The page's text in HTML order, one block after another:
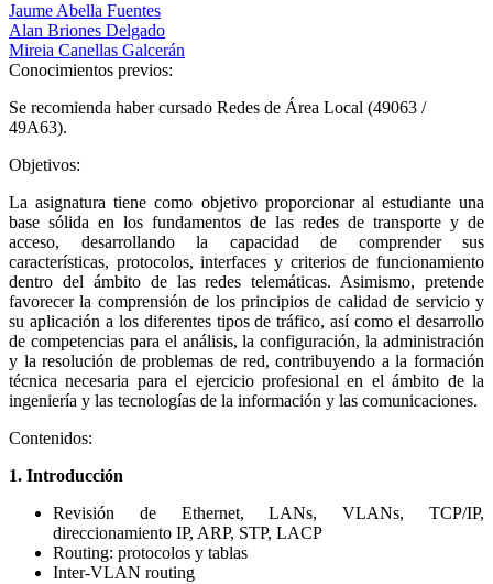
Jaume Abella Fuentes
Alan Briones Delgado
Mireia Canellas Galcerán
Conocimientos previos:
Se recomienda haber cursado Redes de Área Local (49063 /
49A63).
Objetivos:
La asignatura tiene como objetivo proporcionar al estudiante una
base sólida en los fundamentos de las redes de transporte y de
acceso, desarrollando la capacidad de comprender sus
características, protocolos, interfaces y criterios de funcionamiento
dentro del ámbito de las redes telemáticas. Asimismo, pretende
favorecer la comprensión de los principios de calidad de servicio y
su aplicación a los diferentes tipos de tráfico, así como el desarrollo
de competencias para el análisis, la configuración, la administración
y la resolución de problemas de red, contribuyendo a la formación
técnica necesaria para el ejercicio profesional en el ámbito de la
ingeniería y las tecnologías de la información y las comunicaciones.
Contenidos:
1. Introducción
Revisión de Ethernet, LANs, VLANs, TCP/IP,
direccionamiento IP, ARP, STP, LACP
Routing: protocolos y tablas
Inter-VLAN routing